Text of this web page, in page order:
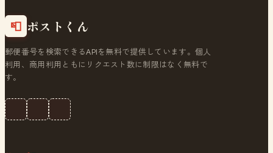
📮 ポストくん
郵便番号を検索できるAPIを無料で提供しています。個人
利用、商用利用ともにリクエスト数に制限はなく無料で
す。